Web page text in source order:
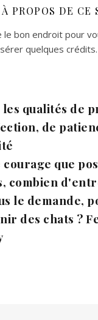
À PROPOS DE CE
le bon endroit pour
quelques crédits.
les qualités de
de
courage que
combien
le demande,
des chats ?